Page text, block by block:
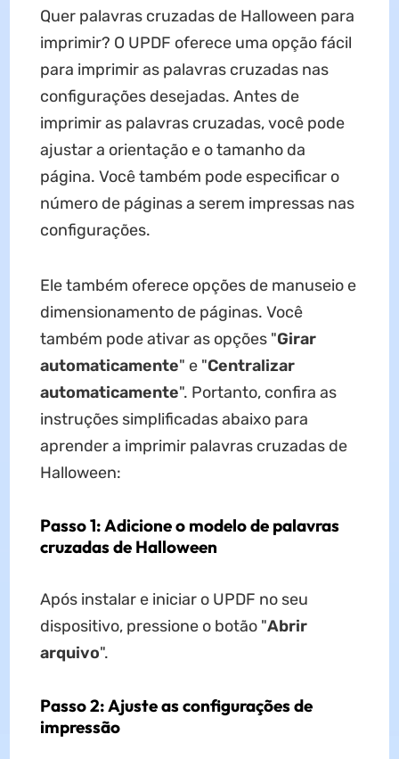
Quer palavras cruzadas de Halloween para
imprimir? O UPDF oferece uma opção fácil
para imprimir as palavras cruzadas nas
configurações desejadas. Antes de
imprimir as palavras cruzadas, você pode
ajustar a orientação e o tamanho da
página. Você também pode especificar o
número de páginas a serem impressas nas
configurações.
Ele também oferece opções de manuseio e
dimensionamento de páginas. Você
também pode ativar as opções "Girar
automaticamente" e "Centralizar
automaticamente". Portanto, confira as
instruções simplificadas abaixo para
aprender a imprimir palavras cruzadas de
Halloween:
Passo 1: Adicione o modelo de palavras
cruzadas de Halloween
Após instalar e iniciar o UPDF no seu
dispositivo, pressione o botão "Abrir
arquivo".
Passo 2: Ajuste as configurações de
impressão